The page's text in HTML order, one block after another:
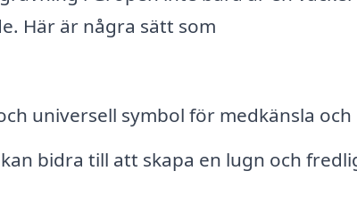
Här är några sätt som
universell symbol för medkänsla
bidra till att skapa en lugn och